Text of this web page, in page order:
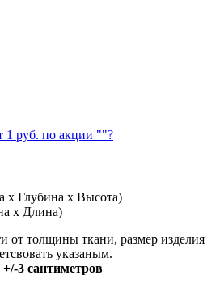
1 руб. по акции ""?
Глубина x Высота)
x Длина)
от толщины ткани, размер изделия
указаным.
+/-3 сантиметров